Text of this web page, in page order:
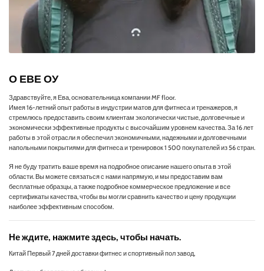
О ЕВЕ ОУ
Здравствуйте, я Ева, основательница компании MF floor.
Имея 16-летний опыт работы в индустрии матов для фитнеса и тренажеров, я
стремлюсь предоставить своим клиентам экологически чистые, долговечные и
экономически эффективные продукты с высочайшим уровнем качества. За 16 лет
работы в этой отрасли я обеспечил экономичными, надежными и долговечными
напольными покрытиями для фитнеса и тренировок 1 500 покупателей из 56 стран.
Я не буду тратить ваше время на подробное описание нашего опыта в этой
области. Вы можете связаться с нами напрямую, и мы предоставим вам
бесплатные образцы, а также подробное коммерческое предложение и все
сертификаты качества, чтобы вы могли сравнить качество и цену продукции
наиболее эффективным способом.
Не ждите, нажмите здесь, чтобы начать.
Китай Первый 7 дней доставки фитнес и спортивный пол завод,